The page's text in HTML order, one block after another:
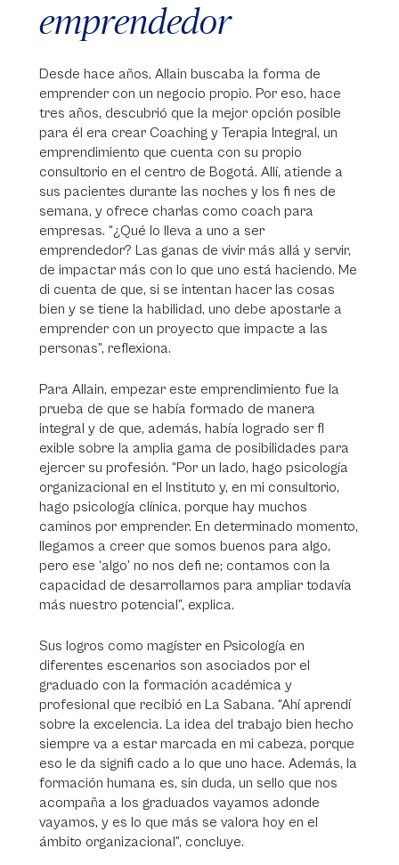
emprendedor
Desde hace años, Allain buscaba la forma de
emprender con un negocio propio. Por eso, hace
tres años, descubrió que la mejor opción posible
para él era crear Coaching y Terapia Integral, un
emprendimiento que cuenta con su propio
consultorio en el centro de Bogotá. Allí, atiende a
sus pacientes durante las noches y los fi nes de
semana, y ofrece charlas como coach para
empresas. “¿Qué lo lleva a uno a ser
emprendedor? Las ganas de vivir más allá y servir,
de impactar más con lo que uno está haciendo. Me
di cuenta de que, si se intentan hacer las cosas
bien y se tiene la habilidad, uno debe apostarle a
emprender con un proyecto que impacte a las
personas”, reflexiona.
Para Allain, empezar este emprendimiento fue la
prueba de que se había formado de manera
integral y de que, además, había logrado ser fl
exible sobre la amplia gama de posibilidades para
ejercer su profesión. “Por un lado, hago psicología
organizacional en el Instituto y, en mi consultorio,
hago psicología clínica, porque hay muchos
caminos por emprender. En determinado momento,
llegamos a creer que somos buenos para algo,
pero ese ‘algo’ no nos defi ne; contamos con la
capacidad de desarrollarnos para ampliar todavía
más nuestro potencial”, explica.
Sus logros como magíster en Psicología en
diferentes escenarios son asociados por el
graduado con la formación académica y
profesional que recibió en La Sabana. “Ahí aprendí
sobre la excelencia. La idea del trabajo bien hecho
siempre va a estar marcada en mi cabeza, porque
eso le da signifi cado a lo que uno hace. Además, la
formación humana es, sin duda, un sello que nos
acompaña a los graduados vayamos adonde
vayamos, y es lo que más se valora hoy en el
ámbito organizacional”, concluye.